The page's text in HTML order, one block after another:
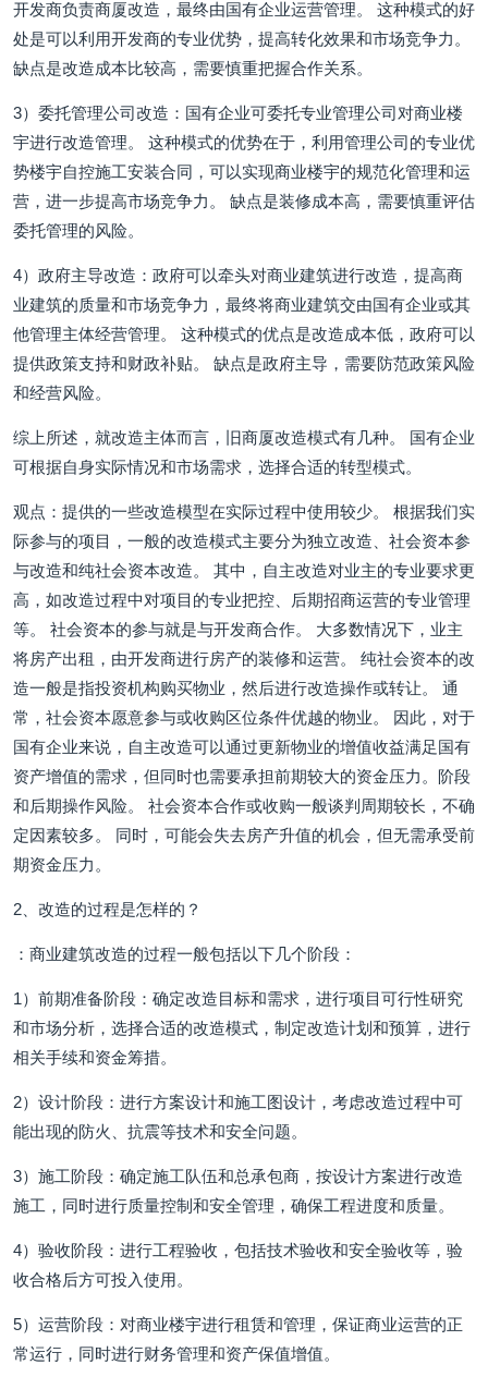
开发商负责商厦改造，最终由国有企业运营管理。 这种模式的好
处是可以利用开发商的专业优势，提高转化效果和市场竞争力。
缺点是改造成本比较高，需要慎重把握合作关系。
3）委托管理公司改造：国有企业可委托专业管理公司对商业楼
宇进行改造管理。 这种模式的优势在于，利用管理公司的专业优
势楼宇自控施工安装合同，可以实现商业楼宇的规范化管理和运
营，进一步提高市场竞争力。 缺点是装修成本高，需要慎重评估
委托管理的风险。
4）政府主导改造：政府可以牵头对商业建筑进行改造，提高商
业建筑的质量和市场竞争力，最终将商业建筑交由国有企业或其
他管理主体经营管理。 这种模式的优点是改造成本低，政府可以
提供政策支持和财政补贴。 缺点是政府主导，需要防范政策风险
和经营风险。
综上所述，就改造主体而言，旧商厦改造模式有几种。 国有企业
可根据自身实际情况和市场需求，选择合适的转型模式。
观点：提供的一些改造模型在实际过程中使用较少。 根据我们实
际参与的项目，一般的改造模式主要分为独立改造、社会资本参
与改造和纯社会资本改造。 其中，自主改造对业主的专业要求更
高，如改造过程中对项目的专业把控、后期招商运营的专业管理
等。 社会资本的参与就是与开发商合作。 大多数情况下，业主
将房产出租，由开发商进行房产的装修和运营。 纯社会资本的改
造一般是指投资机构购买物业，然后进行改造操作或转让。 通
常，社会资本愿意参与或收购区位条件优越的物业。 因此，对于
国有企业来说，自主改造可以通过更新物业的增值收益满足国有
资产增值的需求，但同时也需要承担前期较大的资金压力。阶段
和后期操作风险。 社会资本合作或收购一般谈判周期较长，不确
定因素较多。 同时，可能会失去房产升值的机会，但无需承受前
期资金压力。
2、改造的过程是怎样的？
：商业建筑改造的过程一般包括以下几个阶段：
1）前期准备阶段：确定改造目标和需求，进行项目可行性研究
和市场分析，选择合适的改造模式，制定改造计划和预算，进行
相关手续和资金筹措。
2）设计阶段：进行方案设计和施工图设计，考虑改造过程中可
能出现的防火、抗震等技术和安全问题。
3）施工阶段：确定施工队伍和总承包商，按设计方案进行改造
施工，同时进行质量控制和安全管理，确保工程进度和质量。
4）验收阶段：进行工程验收，包括技术验收和安全验收等，验
收合格后方可投入使用。
5）运营阶段：对商业楼宇进行租赁和管理，保证商业运营的正
常运行，同时进行财务管理和资产保值增值。